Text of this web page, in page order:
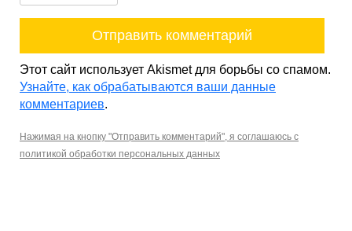
Этот сайт использует Akismet для борьбы со спамом.
Узнайте, как обрабатываются ваши данные
комментариев.
Нажимая на кнопку "Отправить комментарий", я соглашаюсь с
политикой обработки персональных данных